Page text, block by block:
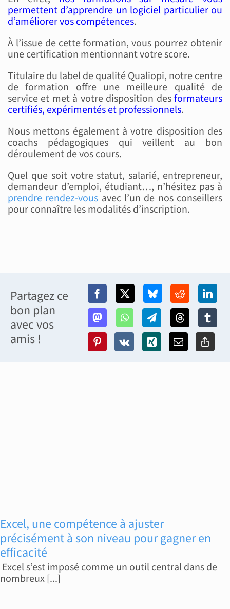
permettent d’apprendre un logiciel particulier ou
d’améliorer vos compétences.
À l’issue de cette formation, vous pourrez obtenir
une certification mentionnant votre score.
Titulaire du label de qualité Qualiopi, notre centre
de formation offre une meilleure qualité de
service et met à votre disposition desformateurs
certifiés, expérimentés et professionnels.
Nous mettons également à votre disposition des
coachs pédagogiques qui veillent au bon
déroulement de vos cours.
Quel que soit votre statut, salarié, entrepreneur,
demandeur d’emploi, étudiant…, n’hésitez pas à
prendre rendez-vous avec l’un de nos conseillers
pour connaître les modalités d’inscription.
Partagez ce
bon plan
avec vos
amis !
Excel, une compétence à ajuster
précisément à son niveau pour gagner en
efficacité
Excel s’est imposé comme un outil central dans de
nombreux [...]